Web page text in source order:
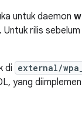
untuk daemon
Untuk rilis
di external/
yang